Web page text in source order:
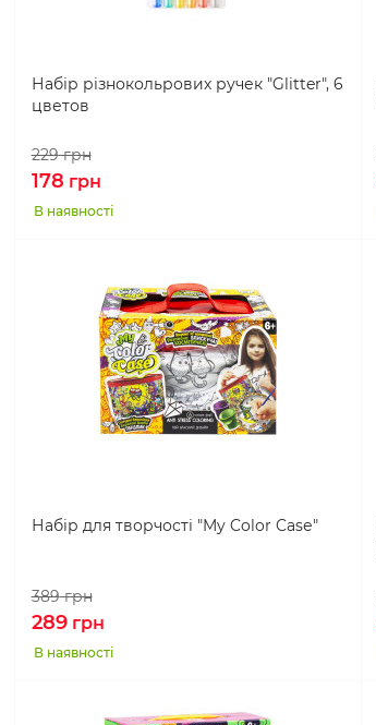
Набір різнокольрових ручек "Glitter", 6
цветов
229грн
178 грн
В наявності
Набір для творчості "My Color Casе"
389грн
289грн
В наявності